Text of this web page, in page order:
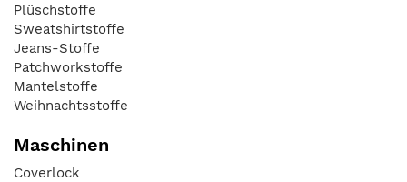
Plüschstoffe
Sweatshirtstoffe
Jeans-Stoffe
Patchworkstoffe
Mantelstoffe
Weihnachtsstoffe
Maschinen
Coverlock